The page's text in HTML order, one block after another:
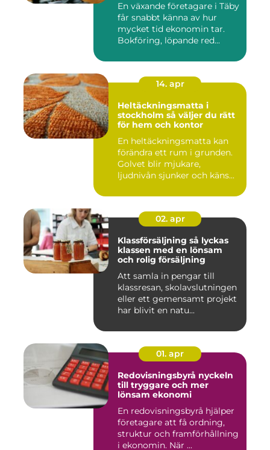
En växande företagare i Täby
får snabbt känna av hur
mycket tid ekonomin tar.
Bokföring, löpande red...
14. apr
Heltäckningsmatta i
stockholm så väljer du rätt
för hem och kontor
En heltäckningsmatta kan
förändra ett rum i grunden.
Golvet blir mjukare,
ljudnivån sjunker och käns...
02. apr
Klassförsäljning så lyckas
klassen med en lönsam
och rolig försäljning
Att samla in pengar till
klassresan, skolavslutningen
eller ett gemensamt projekt
har blivit en natu...
01. apr
Redovisningsbyrå nyckeln
till tryggare och mer
lönsam ekonomi
En redovisningsbyrå hjälper
företagare att få ordning,
struktur och framförhållning
i ekonomin. När ...